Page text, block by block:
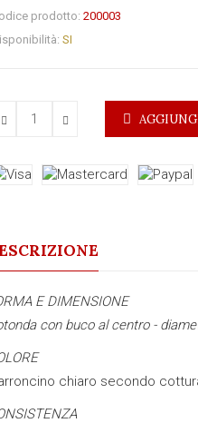
prodotto: 200003
SI
E DIMENSIONE
con buco al centro -
chiaro secondo